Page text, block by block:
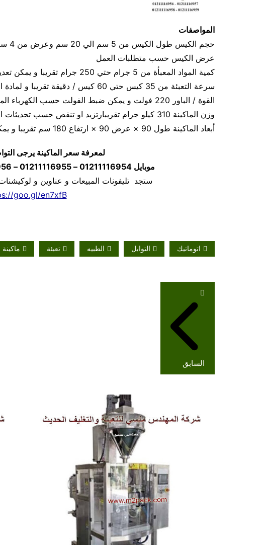
المواصفات
عرض الكيس حسب متطلبات العمل
كمية المواد المعبأة من 5 جرام حتي 250 جرام تقريبا و يمكن تعديله حتي 500 جرام تقريبا
سرعة التعبئة من 35 كيس حتي 60 كيس / دقيقة تقريبا و لمادة التغليف اعتبار في السرعه
القوة / الباور 220 فولت و يمكن ضبط الفولت حسب الكهرباء المتاحه 1.2 كيلو وات تقريبا
وزن الماكينة 310 كيلو جرام تقريبارتزيد او تنقص حسب تحديثات الماكينة
أبعاد الماكينة طول 90 × عرض 90 × ارتفاع 180 سم تقريبا و يمكن فك الماكينة و تركيبها في اي مكان
لمعرفة سعر الماكينة يرجى
موبايل01211116954 – 01211116955 – 01211116956
ستجد تليفونات المبيعات و عناوين و
goo.gl/en7xfB
اتوماتيك التوابل الطبيه تعبئة ماكينة
تصفّح
المقالات
السابق